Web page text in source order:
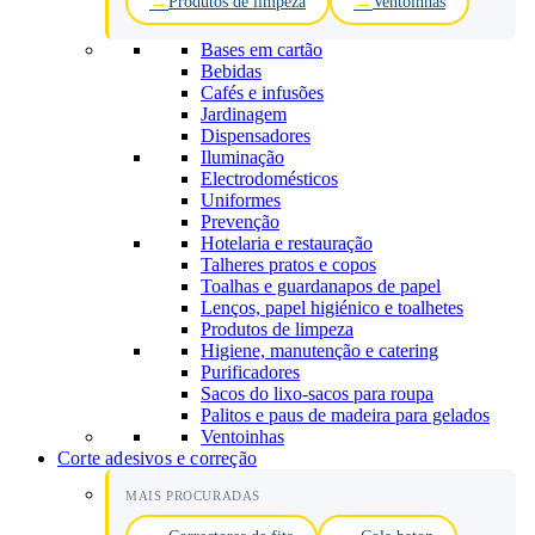
Bases em cartão
Bebidas
Cafés e infusões
Jardinagem
Dispensadores
Iluminação
Electrodomésticos
Uniformes
Prevenção
Hotelaria e restauração
Talheres pratos e copos
Toalhas e guardanapos de papel
Lenços, papel higiénico e toalhetes
Produtos de limpeza
Higiene, manutenção e catering
Purificadores
Sacos do lixo-sacos para roupa
Palitos e paus de madeira para gelados
Ventoinhas
Corte adesivos e correção
MAIS PROCURADAS